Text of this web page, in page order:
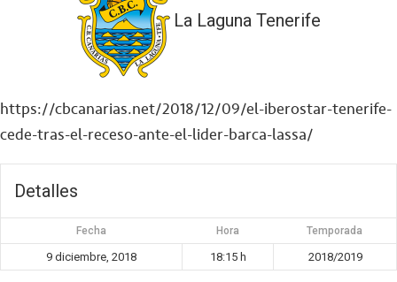
La Laguna Tenerife
https://cbcanarias.net/2018/12/09/el-iberostar-tenerife-
cede-tras-el-receso-ante-el-lider-barca-lassa/
Detalles
Fecha Hora Temporada
9 diciembre, 2018 18:15 h 2018/2019